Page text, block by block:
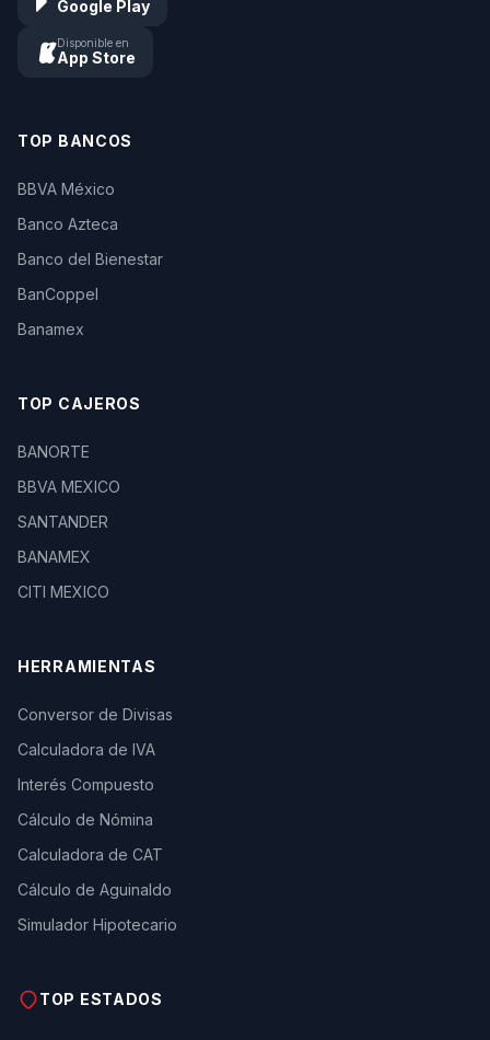
Google Play
Disponible en
App Store
TOP BANCOS
BBVA México
Banco Azteca
Banco del Bienestar
BanCoppel
Banamex
TOP CAJEROS
BANORTE
BBVA MEXICO
SANTANDER
BANAMEX
CITI MEXICO
HERRAMIENTAS
Conversor de Divisas
Calculadora de IVA
Interés Compuesto
Cálculo de Nómina
Calculadora de CAT
Cálculo de Aguinaldo
Simulador Hipotecario
TOP ESTADOS